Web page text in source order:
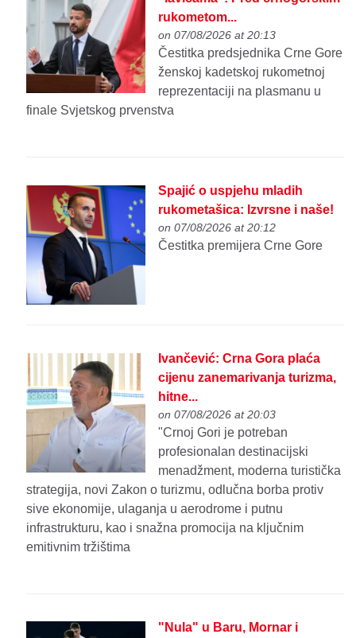
rukometom...
on 07/08/2026 at 20:13
Čestitka predsjednika Crne Gore
ženskoj kadetskoj rukometnoj
reprezentaciji na plasmanu u
finale Svjetskog prvenstva
Spajić o uspjehu mladih
rukometašica: Izvrsne i naše!
on 07/08/2026 at 20:12
Čestitka premijera Crne Gore
Ivančević: Crna Gora plaća
cijenu zanemarivanja turizma,
hitne...
on 07/08/2026 at 20:03
"Crnoj Gori je potreban
profesionalan destinacijski
menadžment, moderna turistička
strategija, novi Zakon o turizmu, odlučna borba protiv
sive ekonomije, ulaganja u aerodrome i putnu
infrastrukturu, kao i snažna promocija na ključnim
emitivnim tržištima
"Nula" u Baru, Mornar i